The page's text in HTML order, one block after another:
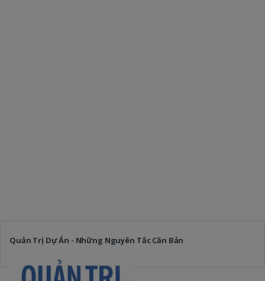
Quản Trị Dự Án - Những Nguyên Tắc Căn Bản